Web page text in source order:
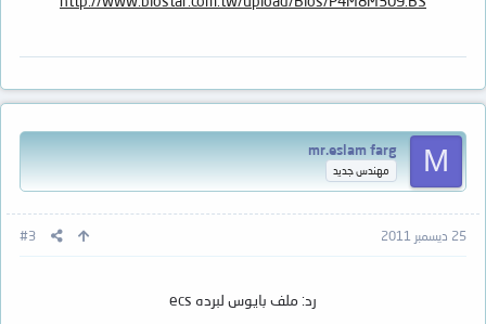
M
mr.eslam farg
مهندس جديد
25 ديسمبر 2011 #3
رد: ملف بايوس لبرده ecs